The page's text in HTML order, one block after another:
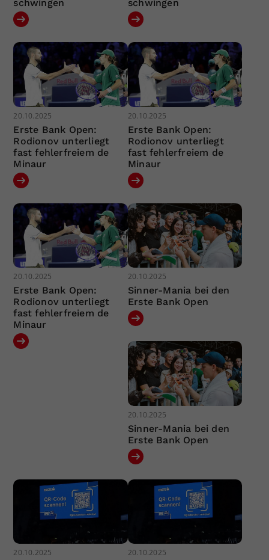
schwingen
schwingen
20.10.2025
Erste Bank Open:
Rodionov unterliegt
fast fehlerfreiem de
Minaur
20.10.2025
Erste Bank Open:
Rodionov unterliegt
fast fehlerfreiem de
Minaur
20.10.2025
Erste Bank Open:
Rodionov unterliegt
fast fehlerfreiem de
Minaur
20.10.2025
Sinner-Mania bei den
Erste Bank Open
20.10.2025
Sinner-Mania bei den
Erste Bank Open
20.10.2025 20.10.2025